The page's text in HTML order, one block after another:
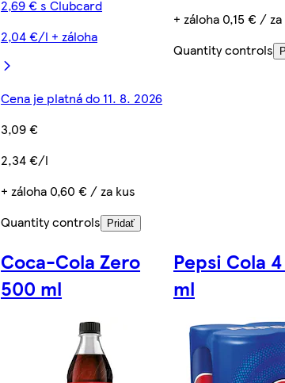
2,69 € s Clubcard
2,04 €/l + záloha
Cena je platná do 11. 8. 2026
3,09 €
2,34 €/l
+ záloha 0,60 € / za kus
Quantity controls
Pridať
+ záloha 0,15 € / za
Quantity controls
Coca-Cola Zero
500 ml
Pepsi Cola
ml